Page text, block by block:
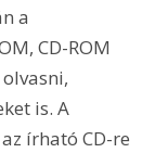
a
CD-ROM
olvasni,
is. A
írható CD-re